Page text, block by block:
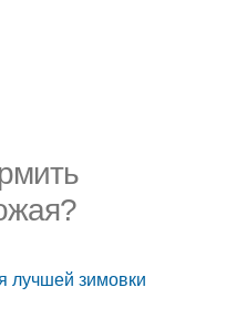
лучшей зимовки